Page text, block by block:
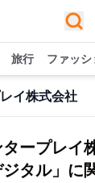
旅行 ファッ
イ株式会社
タープレ
タル」に